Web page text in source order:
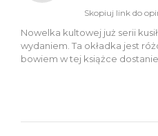
Skopiuj link do
Nowelka kultowej już serii
wydaniem. Ta okładka jest
bowiem w tej książce